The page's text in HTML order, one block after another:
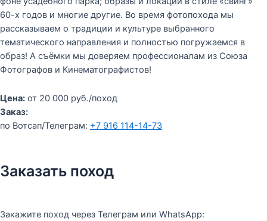
60-х годов и многие другие. Во время фотопохода мы
рассказываем о традиции и культуре выбранного
тематического направления и полностью погружаемся в
образ! А съёмки мы доверяем профессионалам из Союза
Фотографов и Кинематографистов!
Цена: от 20 000 руб./поход
Заказ:
по Вотсап/Телеграм: +7 916 114-14-73
Заказать поход
Закажите поход через Телеграм или WhatsApp: